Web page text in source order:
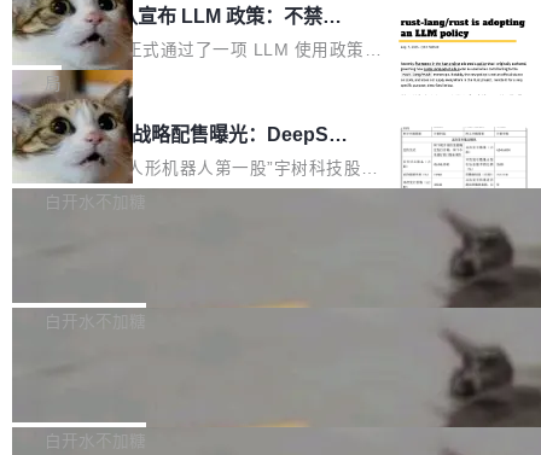
配、功耗与稳定性调优、兼容性测评及统一互联
等内容展开系统讲解和实战交流，帮助企业进一
步了解开源鸿蒙在智能...
Hub 员工 kdaigle 在 HN 讨论中贴出了一组数
据：2025 年全年 10 亿次 commit。现在，每周
2.75 亿次，全年预计 140 亿次。GitHub...
ontinual Harness。在 ARC-AGI 3 基准测试
上，Prime Agent + Opus 5 的组合达到了 95.
5% RHAE Best@1，超过了 ARC 报告的人类专
家基线 95.4%。 不是又一个 coding agent 包装
器 Prime Agent 的架构和市面上大多数 coding
agent 有本质区别。大多数 agent harness 的设
计是基于早期模型的能力—...
Rust 项目团队宣布 LLM 政策：不禁
止，但你要承认哪些代码不是你写的
Rust 语言项目正式通过了一项 LLM 使用政策，
覆盖 rust-lang/rust 单一仓库的代码贡献。这不
是项目级别的官方立场，目前由五个团队采纳，
但它可能是主流开源项目中关于 AI 辅助贡献最
细致的一份规则。 政策的核心只有一句话：LLM
可以用来分析、提炼、审阅、建议，但不能用来
不得生成涉及安全性的关键变更，除非作者本身
局
宇树科技 IPO 战略配售曝光：DeepSe
ek 获配 93.3 万股，锁定 36 个月
8月6日晚间，“人形机器人第一股”宇树科技股份
有限公司披露IPO发行价格及战略配售结果，杭
36个月。 公告显示，本次宇树科技战略配售对
员工参与设立的专项资产管理计划。其中，Dee
白开水不加糖
Bug fixes and enhancements 修复多次传递同
一个回归问题，该问题导致拉取镜像时会拒绝包
白开水不加糖
e 孵化器项目管理委员会（IPMC）投票中获得
白开水不加糖